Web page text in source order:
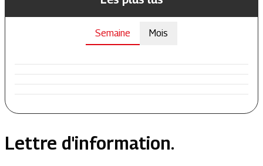
Semaine Mois
Lettre d'information.